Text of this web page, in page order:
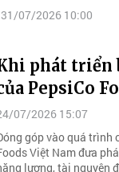
31/07/2026 10:00
phát triển
PepsiCo
07/2026 15:07
góp vào quá trình
Việt Nam đưa
lượng, tài nguyên